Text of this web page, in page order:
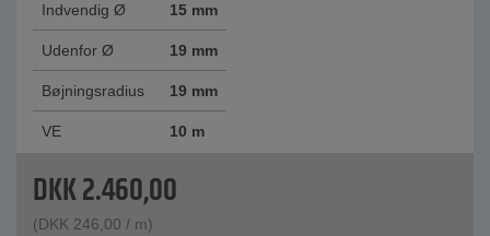
Indvendig Ø 15 mm
Udenfor Ø 19 mm
Bøjningsradius 19 mm
VE 10 m
DKK2.460,00
(DKK 246,00 / m)